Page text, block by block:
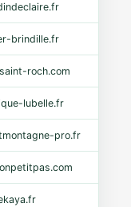
brindille.fr
roch.com
lubelle.fr
pro.fr